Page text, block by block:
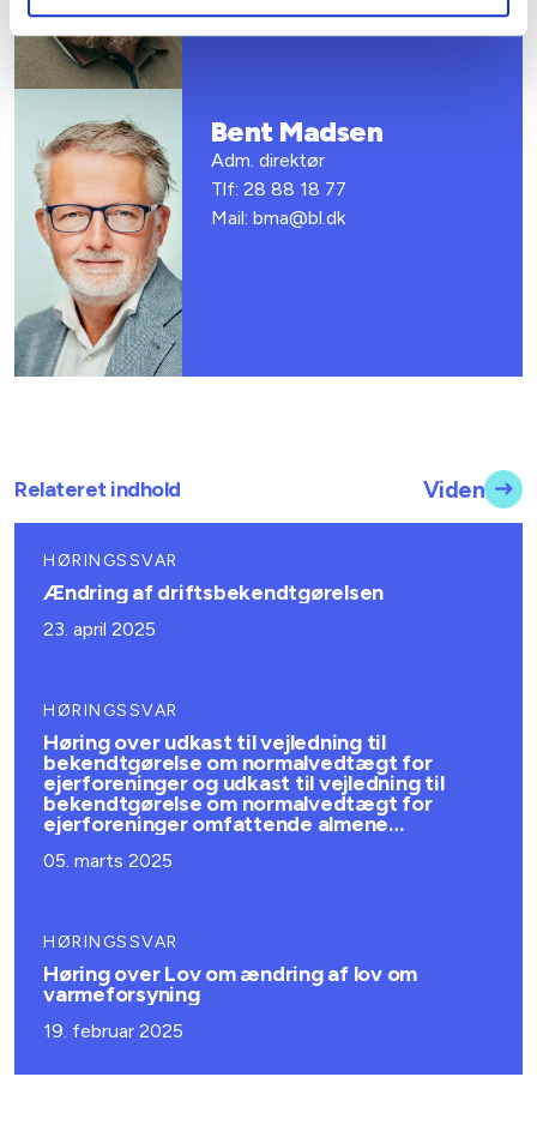
Bent Madsen
Adm. direktør
Tlf: 28 88 18 77
Mail: bma@bl.dk
Relateret indhold Viden
HØRINGSSVAR
Ændring af driftsbekendtgørelsen
23. april 2025
HØRINGSSVAR
Høring over udkast til vejledning til
bekendtgørelse om normalvedtægt for
ejerforeninger og udkast til vejledning til
bekendtgørelse om normalvedtægt for
ejerforeninger omfattende almene
05. marts 2025
HØRINGSSVAR
Høring over Lov om ændring af lov om
varmeforsyning
19. februar 2025